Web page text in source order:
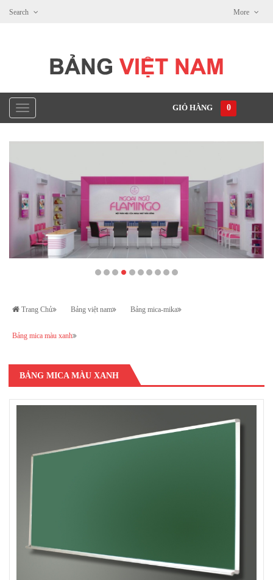
More
Search
GIỎ HÀNG 0
Trang Chủ Bảng việt nam Bảng mica-mika
Bảng mica màu xanh
BẢNG MICA MÀU XANH